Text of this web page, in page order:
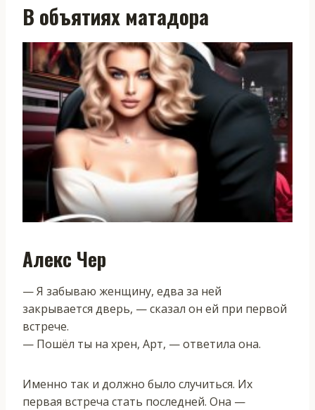
В объятиях матадора
Алекс Чер
— Я забываю женщину, едва за ней
закрывается дверь, — сказал он ей при первой
встрече.
— Пошёл ты на хрен, Арт, — ответила она.
Именно так и должно было случиться. Их
первая встреча стать последней. Она —